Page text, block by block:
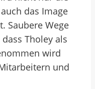
das Image
Saubere Wege
Tholey als
wird
und